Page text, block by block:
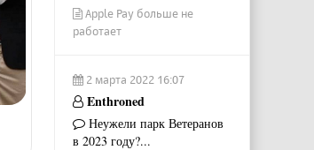
Apple Pay больше не
работает
2 марта 2022 16:07
Enthroned
Неужели парк Ветеранов
в 2023 году?...